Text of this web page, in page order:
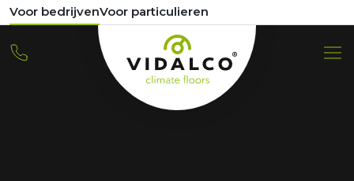
Voor bedrijvenVoor particulieren